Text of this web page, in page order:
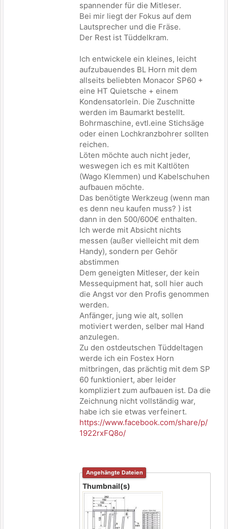
spannender für die Mitleser.
Bei mir liegt der Fokus auf dem
Lautsprecher und die Fräse.
Der Rest ist Tüddelkram.
Ich entwickele ein kleines, leicht
aufzubauendes BL Horn mit dem
allseits beliebten Monacor SP60 +
eine HT Quietsche + einem
Kondensatorlein. Die Zuschnitte
werden im Baumarkt bestellt.
Bohrmaschine, evtl.eine Stichsäge
oder einen Lochkranzbohrer sollten
reichen.
Löten möchte auch nicht jeder,
weswegen ich es mit Kaltlöten
(Wago Klemmen) und Kabelschuhen
aufbauen möchte.
Das benötigte Werkzeug (wenn man
es denn neu kaufen muss? ) ist
dann in den 500/600€ enthalten.
Ich werde mit Absicht nichts
messen (außer vielleicht mit dem
Handy), sondern per Gehör
abstimmen
Dem geneigten Mitleser, der kein
Messequipment hat, soll hier auch
die Angst vor den Profis genommen
werden.
Anfänger, jung wie alt, sollen
motiviert werden, selber mal Hand
anzulegen.
Zu den ostdeutschen Tüddeltagen
werde ich ein Fostex Horn
mitbringen, das prächtig mit dem SP
60 funktioniert, aber leider
kompliziert zum aufbauen ist. Da die
Zeichnung nicht vollständig war,
habe ich sie etwas verfeinert.
https://www.facebook.com/share/p/
1922rxFQ8o/
Angehängte Dateien
Thumbnail(s)